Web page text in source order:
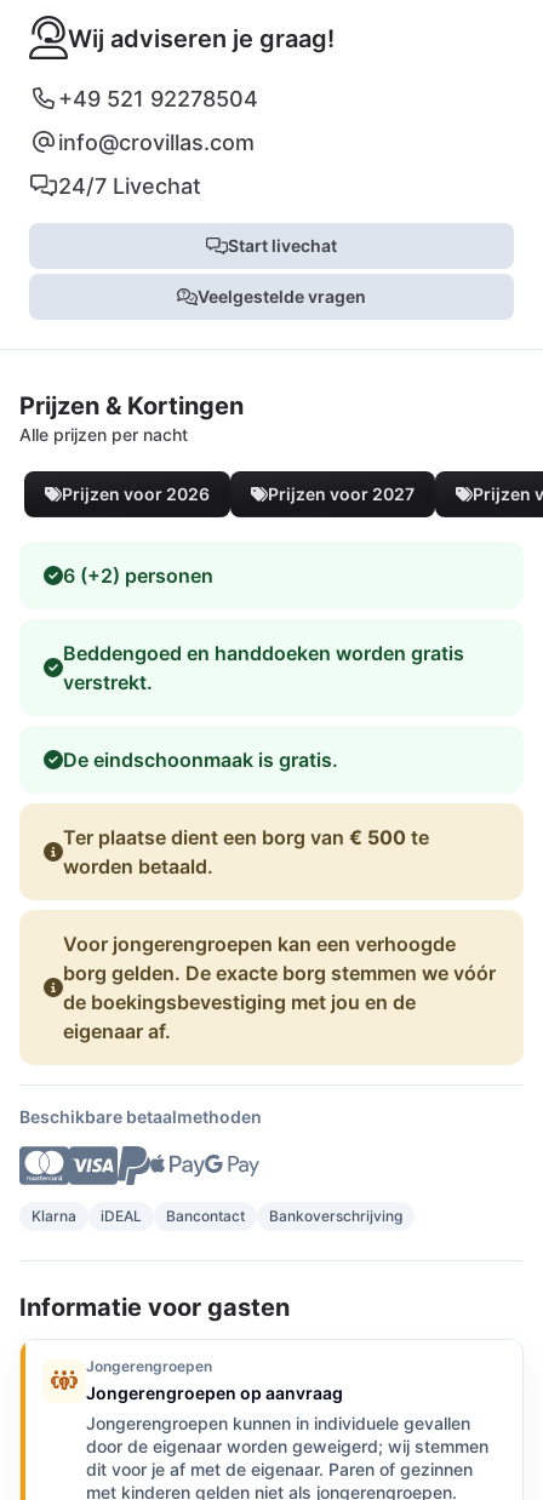
Wij adviseren je graag!
+49 521 92278504
info@crovillas.com
24/7 Livechat
Start livechat
Veelgestelde vragen
Prijzen & Kortingen
Alle prijzen per nacht
Prijzen voor 2026 Prijzen voor 2027 Prijzen
6 (+2) personen
Beddengoed en handdoeken worden gratis
verstrekt.
De eindschoonmaak is gratis.
Ter plaatse dient een borg van € 500 te
worden betaald.
Voor jongerengroepen kan een verhoogde
borg gelden. De exacte borg stemmen we vóór
de boekingsbevestiging met jou en de
eigenaar af.
Beschikbare betaalmethoden
Klarna iDEAL Bancontact Bankoverschrijving
Informatie voor gasten
Jongerengroepen
Jongerengroepen op aanvraag
Jongerengroepen kunnen in individuele gevallen
door de eigenaar worden geweigerd; wij stemmen
dit voor je af met de eigenaar. Paren of gezinnen
met kinderen gelden niet als jongerengroepen.